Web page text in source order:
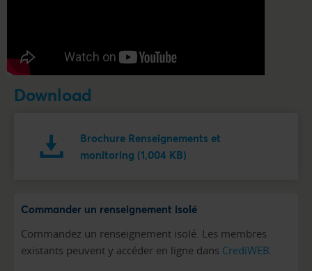
Download
Brochure Renseignements et
monitoring (1,004 KB)
Commander un renseignement isolé
Commandez un renseignement isolé. Les membres
existants peuvent y accéder en ligne dans CrediWEB.